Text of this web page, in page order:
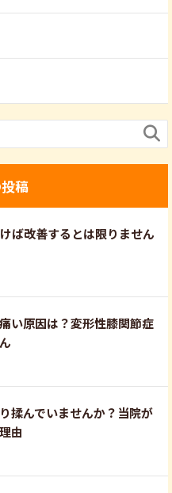

稿
ば改善するとは限りません
い原因は？変形性膝関節症
揉んでいませんか？当院が
由